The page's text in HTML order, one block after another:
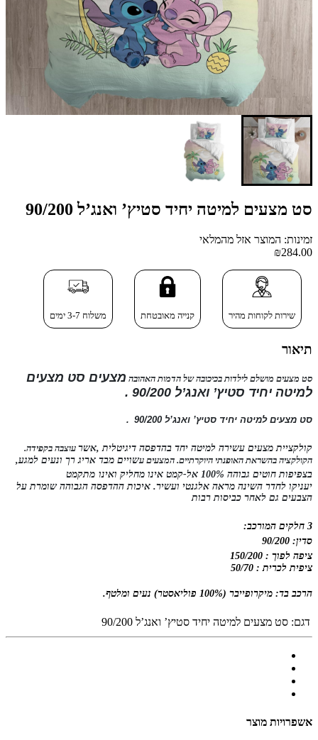
סט מצעים למיטה יחיד סטיץ’ ואנג’ל 90/200
זמינות: המוצר אזל מהמלאי
₪284.00
שירות לקוחות מהיר קנייה מאובטחת משלוח 3-7 ימים
תיאור
סט מצעים מושלם לילדות בכיכובה של הדמות האהובה מצעים סט מצעים
למיטה יחיד סטיץ’ ואנג’ל 90/200
.
סט מצעים למיטה יחיד סטיץ’ ואנג’ל 90/200 .
קולקציית מצעים עשירה למיטה יחד בהדפסה דיגיטלית,אשר עוצבה בקפידה.
הקולקציה בהשראת האופנתי היוקרתיים. המצעים עשויים מבד אריג רך ונעים למגע,
בצפיפות חוטים גבוהה 100% אל-קמט אינו
מחליק ואינו מתקמט
יעניקו לחדר השינה מראה אלגנטי ועשיר. איכות ההדפסה הגבוהה שומרת על
הצבעים גם לאחר כביסות רבות
3 חלקים המורכב:
סדין: 90/200
ציפה לפוך : 150/200
ציפית לכרית : 50/70
הרכב בד: מיקרופייבר (100% פוליאסטר) נעים ומלטף.
דגם: סט מצעים למיטה יחיד סטיץ’ ואנג’ל 90/200
אשפרויות מוצר